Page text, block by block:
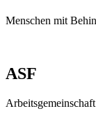
Menschen mit
ASF